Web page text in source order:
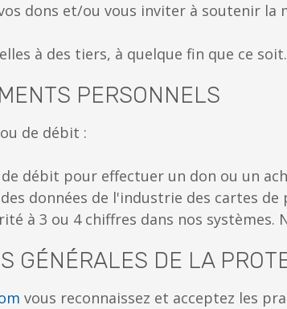
dons et/ou vous inviter à soutenir la
à des tiers, à quelque fin que ce soit.
PERSONNELS
de débit :
débit pour effectuer un don ou un
données de l'industrie des cartes de
à 3 ou 4 chiffres dans nos
GÉNÉRALES DE LA
vous reconnaissez et acceptez les